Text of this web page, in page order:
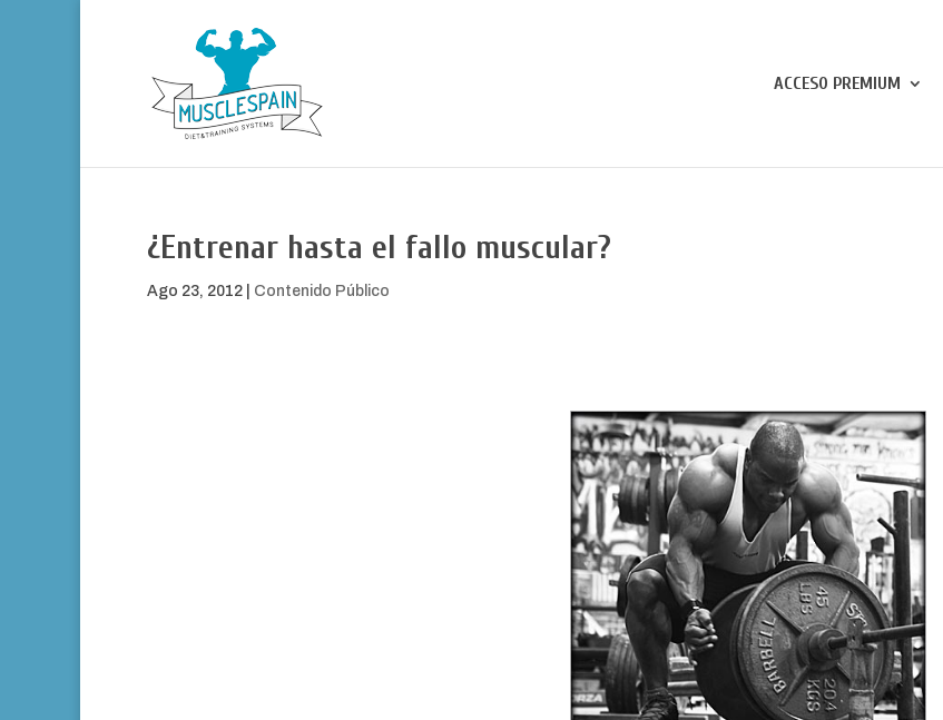
ACCESO PREMIUM
¿Entrenar hasta el fallo muscular?
Ago 23, 2012 Contenido Público